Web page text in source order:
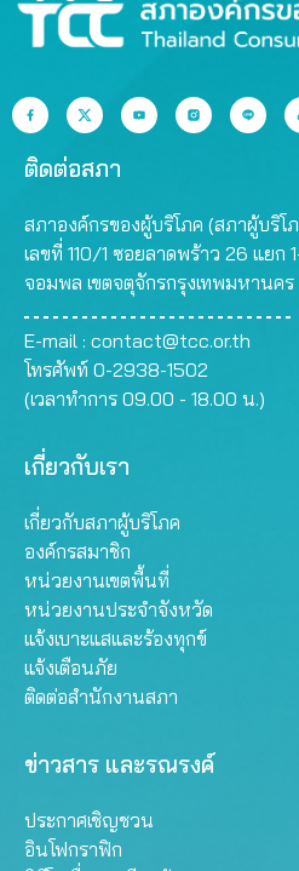
ติดต่อสภา
สภาองค์กรของผู้บริโภค (สภาผู้บริโ
เลขที่ 110/1 ซอยลาดพร้าว 26 แยก
จอมพล เขตจตุจักรกรุงเทพมหานค
E-mail : contact@tcc.or.th
โทรศัพท์ 0-2938-1502
(เวลาทำการ 09.00 - 18.00 น.)
เกี่ยวกับเรา
เกี่ยวกับสภาผู้บริโภค
องค์กรสมาชิก
หน่วยงานเขตพื้นที่
หน่วยงานประจำจังหวัด
แจ้งเบาะแสและร้องทุกข์
แจ้งเตือนภัย
ติดต่อสำนักงานสภา
ข่าวสาร และรณรงค์
ประกาศเชิญชวน
อินโฟกราฟิก